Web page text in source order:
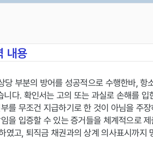
내용
당 부분의 방어를 성공적으로 수행한바, 항
다. 확인서는 고의 또는 과실로 손해를 입
를 무조건 지급하기로 한 것이 아님을 주
을 입증할 수 있는 증거들을 체계적으로
였고, 퇴직금 채권과의 상계 의사표시까지